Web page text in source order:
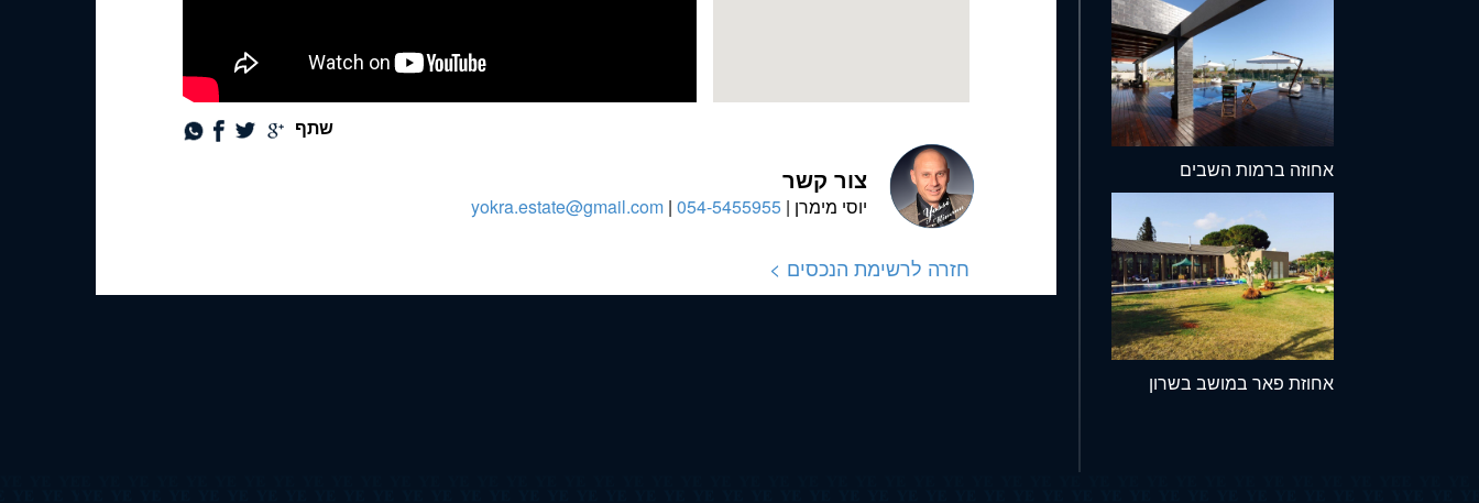
שתף
צור קשר
יוסי מימרן |054-5455955
|
yokra.estate@gmail.com
חזרה לרשימת הנכסים >
אחוזה ברמות השבים
אחוזת פאר במושב בשרון